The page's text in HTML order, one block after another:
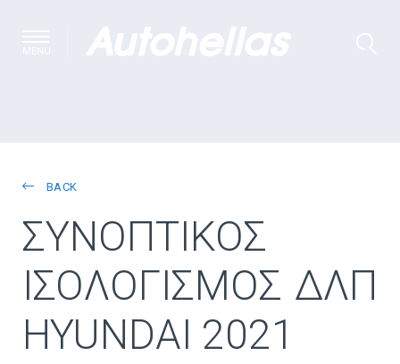
BACK
ΣΥΝΟΠΤΙΚΟΣ
ΙΣΟΛΟΓΙΣΜΟΣ ΔΛΠ
HYUNDAI 2021